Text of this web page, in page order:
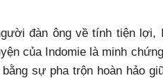
đàn ông về tính tiện
của Indomie là minh
sự pha trộn hoàn hảo